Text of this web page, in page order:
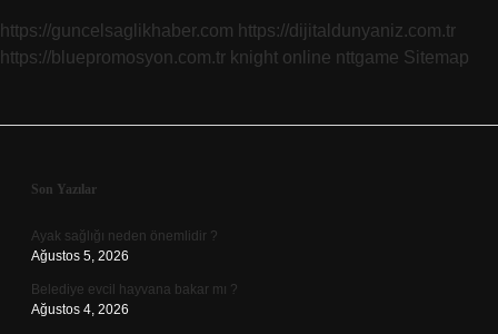
https://guncelsaglikhaber.com https://dijitaldunyaniz.com.tr
https://bluepromosyon.com.tr knight online nttgame Sitemap
Sidebar
Son Yazılar
Ayak sağlığı neden önemlidir ?
Ağustos 5, 2026
Belediye evcil hayvana bakar mı ?
Ağustos 4, 2026